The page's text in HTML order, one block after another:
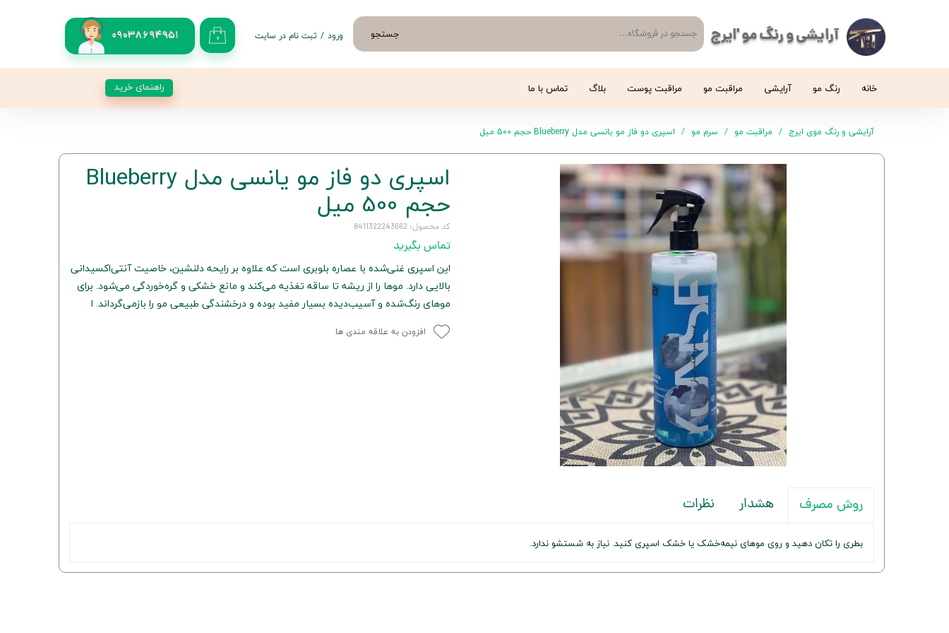
آرایشی و رنگ مو 'ایرج 09038694951 جستجو ۰ ورود / ثبت نام در سایت
خانه رنگ مو آرایشی مراقبت مو مراقبت پوست بلاگ تماس با ما راهنمای خرید
آرایشی و رنگ موی ایرج مراقبت مو سرم مو اسپری دو فاز مو یانسی مدل Blueberry حجم 500 میل
اسپری دو فاز مو یانسی مدل Blueberry
حجم 500 میل
کد محصول: 8411322243662
تماس بگیرید
این اسپری غنی‌شده با عصاره بلوبری است که علاوه بر رایحه دلنشین، خاصیت آنتی‌اکسیدانی
بالایی دارد. موها را از ریشه تا ساقه تغذیه می‌کند و مانع خشکی و گره‌خوردگی می‌شود. برای
موهای رنگ‌شده و آسیب‌دیده بسیار مفید بوده و درخشندگی طبیعی مو را بازمی‌گرداند. ا
افزودن به علاقه مندی ها
روش مصرف هشدار نظرات
بطری را تکان دهید و روی موهای نیمه‌خشک یا خشک اسپری کنید. نیاز به شستشو ندارد.